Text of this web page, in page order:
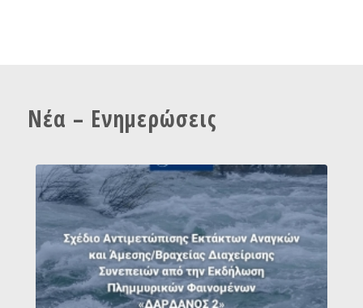
Νέα – Ενημερώσεις